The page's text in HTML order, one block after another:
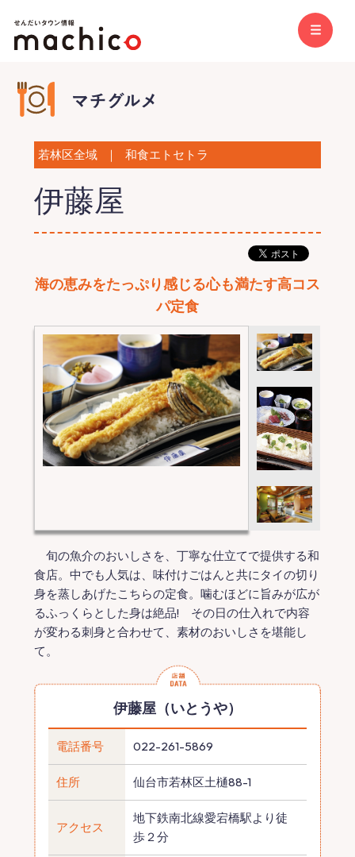
若林区全域 ｜ 和食エトセトラ
伊藤屋
海の恵みをたっぷり感じる心も満たす高コス
パ定食
旬の魚介のおいしさを、丁寧な仕立てで提供する和
食店。中でも人気は、味付けごはんと共にタイの切り
身を蒸しあげたこちらの定食。噛むほどに旨みが広が
るふっくらとした身は絶品! その日の仕入れで内容
が変わる刺身と合わせて、素材のおいしさを堪能し
て。
伊藤屋（いとうや）
電話番号 022-261-5869
住所 仙台市若林区土樋88-1
アクセス
地下鉄南北線愛宕橋駅より徒
歩２分